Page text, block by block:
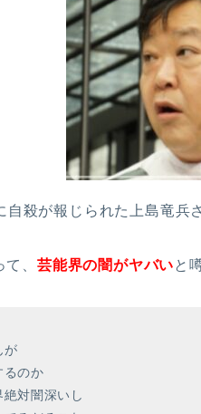
殺が報じられた上島竜兵
、 芸能界の闇がヤバいと
が
るのか
対闇深いし